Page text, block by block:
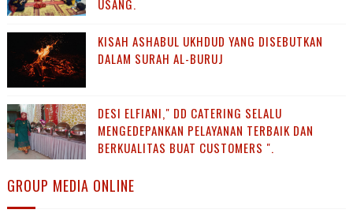
USANG.
KISAH ASHABUL UKHDUD YANG DISEBUTKAN
DALAM SURAH AL-BURUJ
DESI ELFIANI," DD CATERING SELALU
MENGEDEPANKAN PELAYANAN TERBAIK DAN
BERKUALITAS BUAT CUSTOMERS ".
GROUP MEDIA ONLINE